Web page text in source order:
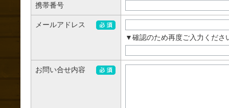
携帯番号
メールアドレス
▼確認のため再度ご入力くださ
お問い合せ内容